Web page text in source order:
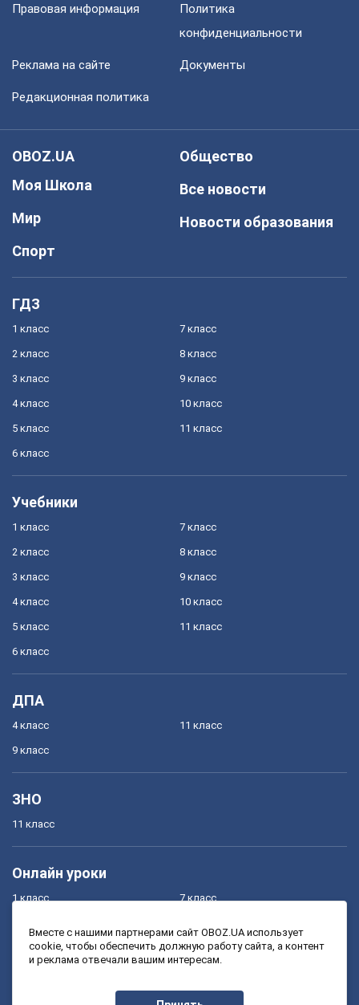
Правовая информация
Политика
конфиденциальности
Реклама на сайте Документы
Редакционная политика
OBOZ.UA
Моя Школа
Мир
Спорт
Общество
Все новости
Новости образования
ГДЗ
1 класс
2 класс
3 класс
4 класс
5 класс
6 класс
7 класс
8 класс
9 класс
10 класс
11 класс
Учебники
1 класс
2 класс
3 класс
4 класс
5 класс
6 класс
7 класс
8 класс
9 класс
10 класс
11 класс
ДПА
4 класс
9 класс
11 класс
ЗНО
11 класс
Онлайн уроки
1 класс
3 класс
7 класс
9 класс
Вместе с нашими партнерами сайт OBOZ.UA использует
cookie, чтобы обеспечить должную работу сайта, а контент
и реклама отвечали вашим интересам.